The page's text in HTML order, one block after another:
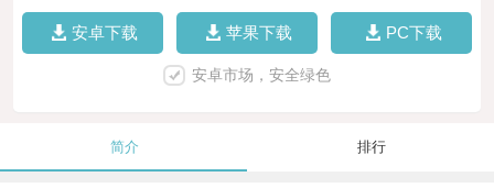
安卓下载 苹果下载 PC下载
安卓市场，安全绿色
简介 排行